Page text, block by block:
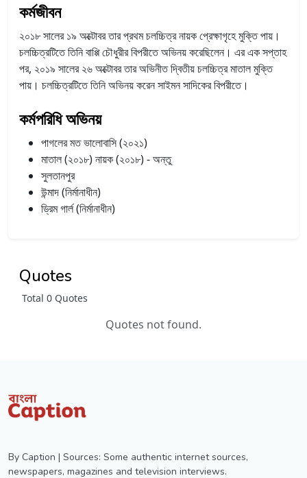
কর্মজীবন
২০১৮ সালের ১৯ অক্টোবর তার প্রথম চলচ্চিত্র নায়ক প্রেক্ষাগৃহে মুক্তি পায়।
চলচ্চিত্রটিতে তিনি বাপ্পি চৌধুরীর বিপরীতে অভিনয় করেছিলেন। এর এক সপ্তাহ
পর, ২০১৯ সালের ২৬ অক্টোবর তার অভিনীত দ্বিতীয় চলচ্চিত্র মাতাল মুক্তি
পায়। চলচ্চিত্রটিতে তিনি অভিনয় করেন সাইমন সাদিকের বিপরীতে।
কর্মপরিধি অভিনয়
পাগলের মত ভালোবাসি (২০২১)
মাতাল (২০১৮) নায়ক (২০১৮) - অন্তু
সুলতানপুর
উন্মাদ (নির্মানাধীন)
ড্রিম গার্ল (নির্মানাধীন)
Quotes
Total 0 Quotes
Quotes not found.
By Caption | Sources: Some authentic internet sources,
newspapers, magazines and television interviews.